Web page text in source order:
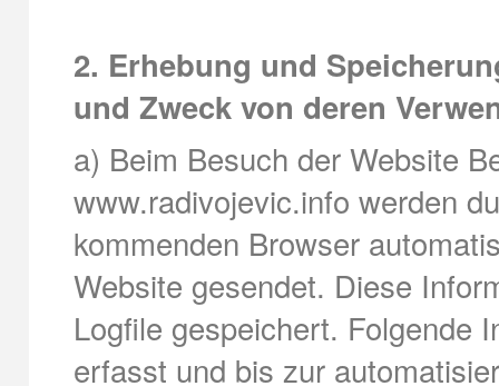
2. Erhebung und
und Zweck von deren
a) Beim Besuch der Website
www.radivojevic.info werden
kommenden Browser
Website gesendet. Diese
Logfile gespeichert. Folgende
erfasst und bis zur